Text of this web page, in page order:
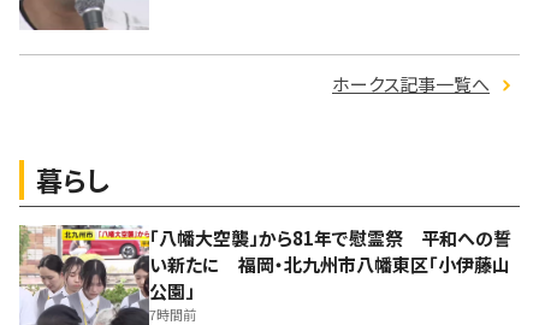
ホークス記事一覧へ
暮らし
「八幡大空襲」から81年で慰霊祭 平和への誓
い新たに 福岡・北九州市八幡東区「小伊藤山
公園」
7時間前